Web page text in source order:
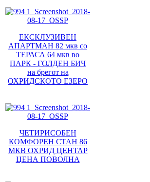
ЕКСКЛУЗИВЕН
АПАРТМАН 82 мкв со
ТЕРАСА 64 мкв во
ПАРК - ГОЛДЕН БИЧ
на брегот на
ОХРИДСКОТО ЕЗЕРО
ЧЕТИРИСОБЕН
КОМФОРЕН СТАН 86
МКВ ОХРИД ЦЕНТАР
ЦЕНА ПОВОЛНА